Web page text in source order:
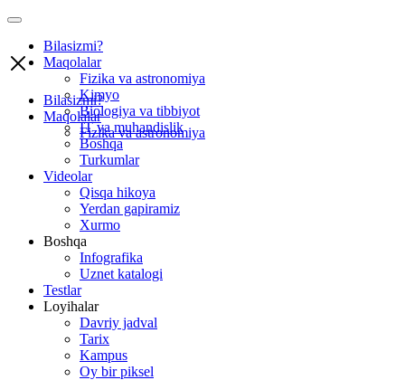
Bilasizmi?
Maqolalar
Fizika va astronomiya
Kimyo
Biologiya va tibbiyot
IT va muhandislik
Boshqa
Turkumlar
Videolar
Qisqa hikoya
Yerdan gapiramiz
Xurmo
Boshqa
Infografika
Uznet katalogi
Testlar
Loyihalar
Davriy jadval
Tarix
Kampus
Oy bir piksel
Bilasizmi?
Maqolalar
Fizika va astronomiya